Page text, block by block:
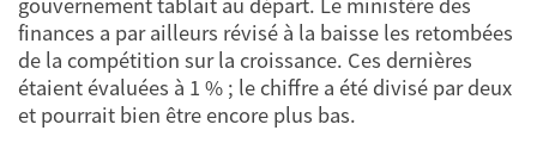
gouvernement tablait au départ. Le ministère des
finances a par ailleurs révisé à la baisse les retombées
de la compétition sur la croissance. Ces dernières
étaient évaluées à 1 % ; le chiffre a été divisé par deux
et pourrait bien être encore plus bas.